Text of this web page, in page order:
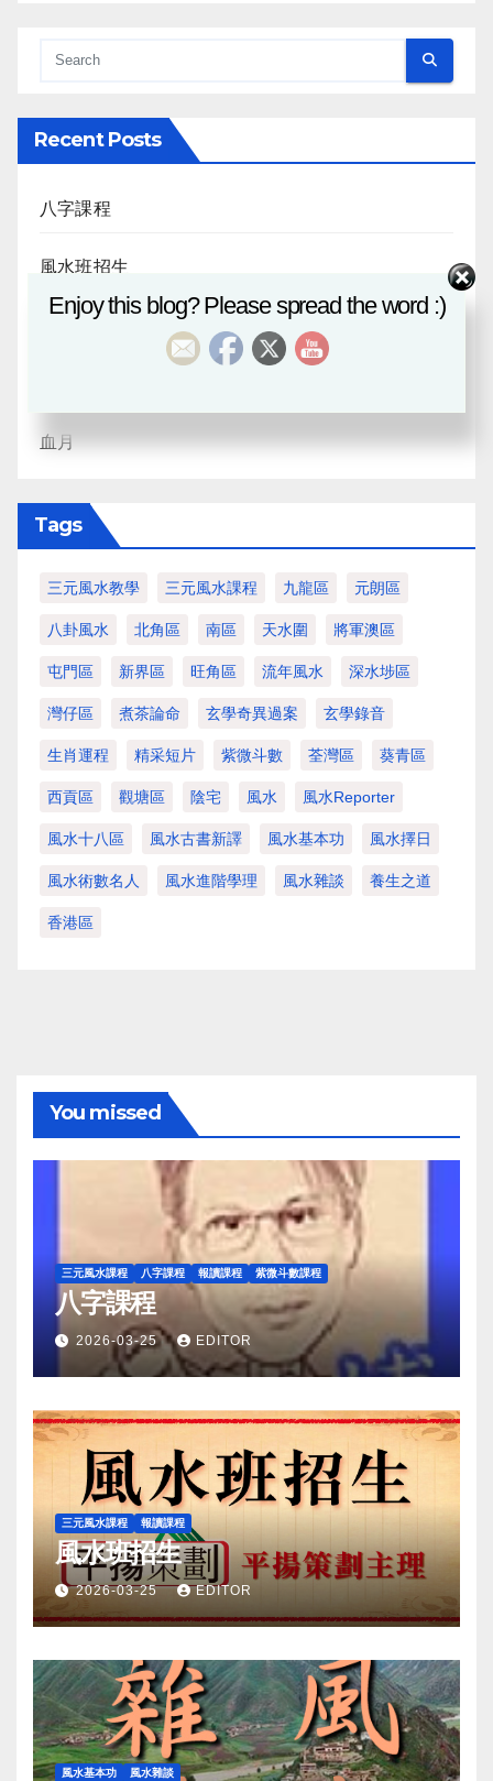
Recent Posts
八字課程
風水班招生
日月合朔
血月
Tags
三元風水教學 三元風水課程 九龍區 元朗區
八卦風水 北角區 南區 天水圍 將軍澳區
屯門區 新界區 旺角區 流年風水 深水埗區
灣仔區 煮茶論命 玄學奇異過案 玄學錄音
生肖運程 精采短片 紫微斗數 荃灣區 葵青區
西貢區 觀塘區 陰宅 風水 風水Reporter
風水十八區 風水古書新譯 風水基本功 風水擇日
風水術數名人 風水進階學理 風水雜談 養生之道
香港區
You missed
三元風水課程 八字課程 報讀課程 紫微斗數課程
八字課程
2026-03-25 EDITOR
三元風水課程 報讀課程
風水班招生
2026-03-25 EDITOR
風水基本功 風水雜談
Enjoy this blog? Please spread the word :)